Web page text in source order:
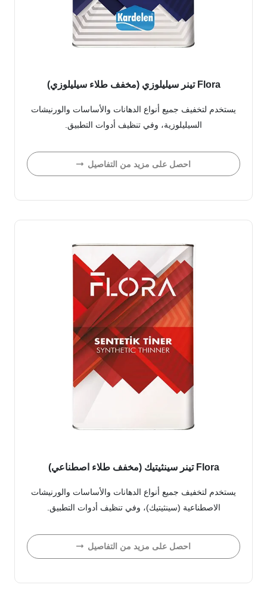
Flora تينر سيليلوزي (مخفف طلاء سيليلوزي)
يستخدم لتخفيف جميع أنواع الدهانات والأساسات والورنيشات
السيليلوزية، وفي تنظيف أدوات التطبيق.
احصل على مزيد من التفاصيل
Flora تينر سينثيتيك (مخفف طلاء اصطناعي)
يستخدم لتخفيف جميع أنواع الدهانات والأساسات والورنيشات
الاصطناعية (سينثيتيك)، وفي تنظيف أدوات التطبيق.
احصل على مزيد من التفاصيل